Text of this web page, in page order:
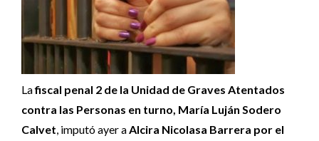
Lafiscal penal 2 de la Unidad de Graves Atentados
contra las Personas en turno, María Luján Sodero
Calvet, imputó ayer aAlcira Nicolasa Barrera por el